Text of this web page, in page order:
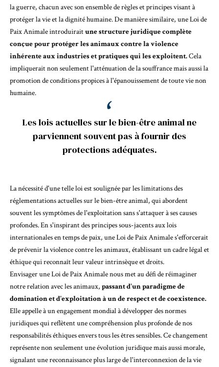
la guerre, chacun avec son ensemble de règles et principes visant à
protéger la vie et la dignité humaine. De manière similaire, une Loi de
Paix Animale introduiraitune structure juridique complète
conçue pour protéger les animaux contre la violence
inhérente aux industries et pratiques qui les exploitent.Cela
impliquerait non seulement l'atténuation de la souffrance mais aussi la
promotion de conditions propices à l'épanouissement de toute vie non
humaine.
Les lois actuelles sur le bien-être animal ne
parviennent souvent pas à fournir des
protections adéquates.
La nécessité d'une telle loi est soulignée par les limitations des
réglementations actuelles sur le bien-être animal, qui abordent
souvent les symptômes de l'exploitation sans s'attaquer à ses causes
profondes. En s'inspirant des principes sous-jacents aux lois
internationales en temps de paix, une Loi de Paix Animale s'efforcerait
de prévenir la violence contre les animaux, établissant un cadre légal et
éthique qui reconnaît leur valeur intrinsèque et droits.
Envisager une Loi de Paix Animale nous met au défi de réimaginer
notre relation avec les animaux, passant d'un paradigme de
domination et d'exploitation à un de respect et de coexistence.
Elle appelle à un engagement mondial à développer des normes
juridiques qui reflètent une compréhension plus profonde de nos
responsabilités éthiques envers tous les êtres sensibles. Ce changement
représente non seulement une évolution juridique mais aussi morale,
signalant une reconnaissance plus large de l'interconnexion de la vie